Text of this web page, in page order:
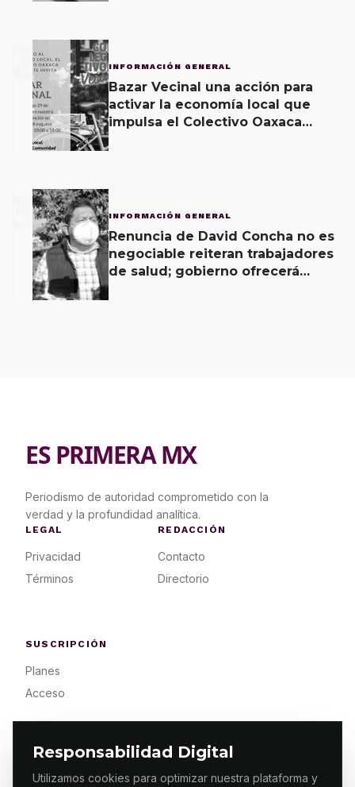
Responsabilidad Digital
Utilizamos cookies para optimizar nuestra plataforma y
2 INFORMACIÓN GENERAL
Bazar Vecinal una acción para
activar la economía local que
impulsa el Colectivo Oaxaca
3 INFORMACIÓN GENERAL
Renuncia de David Concha no es
negociable reiteran trabajadores
de salud; gobierno ofrecerá
ES PRIMERA MX
Periodismo de autoridad comprometido con la
verdad y la profundidad analítica.
LEGAL
Privacidad
Términos
REDACCIÓN
Contacto
Directorio
SUSCRIPCIÓN
Planes
Acceso